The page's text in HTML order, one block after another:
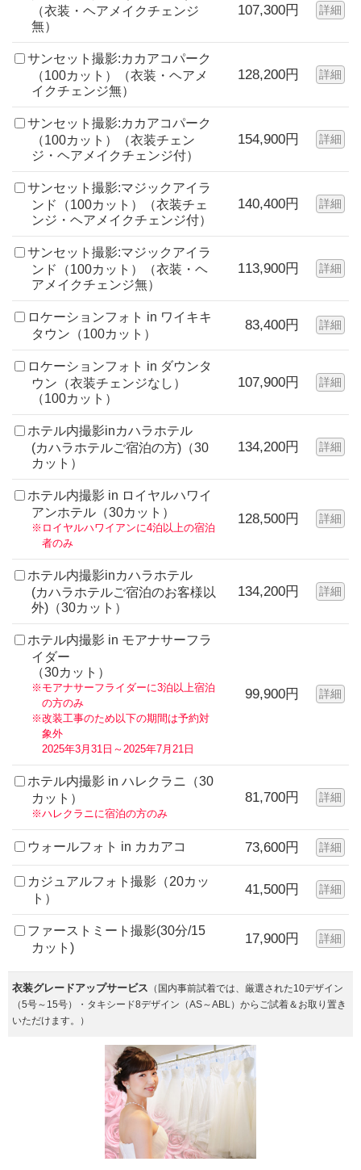
（衣装・ヘアメイクチェンジ
無）
107,300円 詳細
サンセット撮影:カカアコパーク
（100カット）（衣装・ヘアメ
イクチェンジ無）
128,200円 詳細
サンセット撮影:カカアコパーク
（100カット）（衣装チェン
ジ・ヘアメイクチェンジ付）
154,900円 詳細
サンセット撮影:マジックアイラ
ンド（100カット）（衣装チェ
ンジ・ヘアメイクチェンジ付）
140,400円 詳細
サンセット撮影:マジックアイラ
ンド（100カット）（衣装・ヘ
アメイクチェンジ無）
113,900円 詳細
ロケーションフォト in ワイキキ
タウン（100カット）
83,400円 詳細
ロケーションフォト in ダウンタ
ウン（衣装チェンジなし）
（100カット）
107,900円 詳細
ホテル内撮影inカハラホテル
(カハラホテルご宿泊の方)（30
カット）
134,200円 詳細
ホテル内撮影 in ロイヤルハワイ
アンホテル（30カット）
※ロイヤルハワイアンに4泊以上の宿泊
者のみ
128,500円 詳細
ホテル内撮影inカハラホテル
(カハラホテルご宿泊のお客様以
外)（30カット）
134,200円 詳細
ホテル内撮影 in モアナサーフラ
イダー
（30カット）
※モアナサーフライダーに3泊以上宿泊
の方のみ
※改装工事のため以下の期間は予約対
象外
2025年3月31日～2025年7月21日
99,900円 詳細
ホテル内撮影 in ハレクラニ（30
カット）
※ハレクラニに宿泊の方のみ
81,700円 詳細
ウォールフォト in カカアコ 73,600円 詳細
カジュアルフォト撮影（20カッ
ト）
41,500円 詳細
ファーストミート撮影(30分/15
カット)
17,900円 詳細
衣装グレードアップサービス （国内事前試着では、厳選された10デザイン
（5号～15号）・タキシード8デザイン（AS～ABL）からご試着＆お取り置き
いただけます。）